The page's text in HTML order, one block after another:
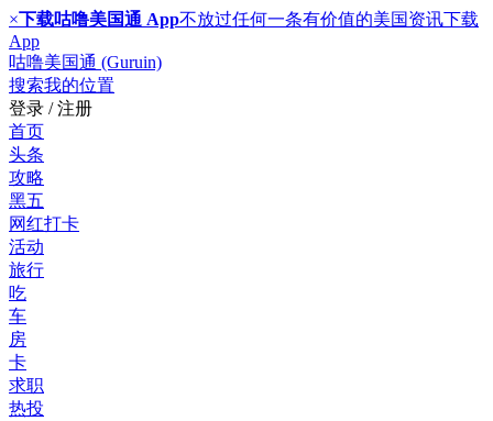
×下载咕噜美国通 App不放过任何一条有价值的美国资讯下载
App
咕噜美国通 (Guruin)
搜索我的位置
登录 / 注册
首页
头条
攻略
黑五
网红打卡
活动
旅行
吃
车
房
卡
求职
热投